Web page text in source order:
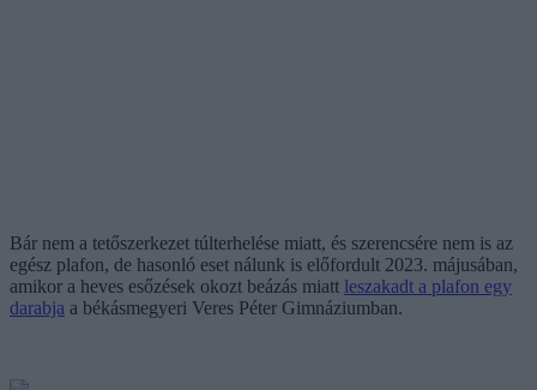
Bár nem a tetőszerkezet túlterhelése miatt, és szerencsére nem is az
egész plafon, de hasonló eset nálunk is előfordult 2023. májusában,
amikor a heves esőzések okozt beázás miatt leszakadt a plafon egy
darabja a békásmegyeri Veres Péter Gimnáziumban.